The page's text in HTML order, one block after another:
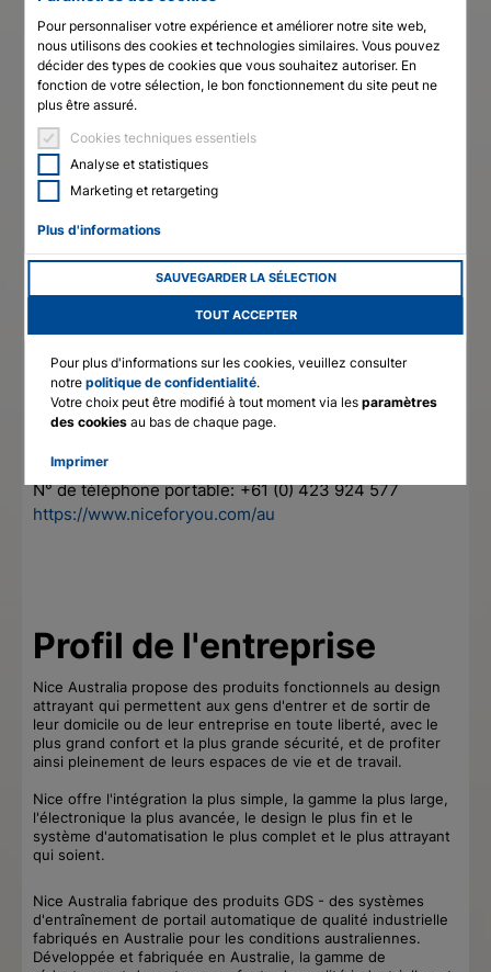
Pour personnaliser votre expérience et améliorer notre site web,
nous utilisons des cookies et technologies similaires. Vous pouvez
décider des types de cookies que vous souhaitez autoriser. En
fonction de votre sélection, le bon fonctionnement du site peut ne
plus être assuré.
Cookies techniques essentiels
Analyse et statistiques
Marketing et retargeting
Plus d'informations
SAUVEGARDER LA SÉLECTION
TOUT ACCEPTER
Pour plus d'informations sur les cookies, veuillez consulter
notrepolitique de confidentialité.
Votre choix peut être modifié à tout moment via lesparamètres
des cookies au bas de chaque page.
Imprimer
English
Deutsch
Francais
Nice Australia
Headquarters
5 MAB EASTERN PROMENADE
5042 TONSLEY SA
Australie
N° de téléphone:
N° de téléphone portable: +61 (0) 423 924 577
https://www.niceforyou.com/au
Profil de l'entreprise
Nice Australia propose des produits fonctionnels au design
attrayant qui permettent aux gens d'entrer et de sortir de
leur domicile ou de leur entreprise en toute liberté, avec le
plus grand confort et la plus grande sécurité, et de profiter
ainsi pleinement de leurs espaces de vie et de travail.
Nice offre l'intégration la plus simple, la gamme la plus large,
l'électronique la plus avancée, le design le plus fin et le
système d'automatisation le plus complet et le plus attrayant
qui soient.
Nice Australia fabrique des produits GDS - des systèmes
d'entraînement de portail automatique de qualité industrielle
fabriqués en Australie pour les conditions australiennes.
Développée et fabriquée en Australie, la gamme de